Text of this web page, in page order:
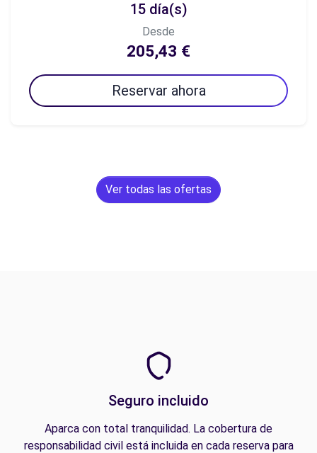
15 día(s)
Desde
205,43 €
Reservar ahora
Ver todas las ofertas
Seguro incluido
Aparca con total tranquilidad. La cobertura de
responsabilidad civil está incluida en cada reserva para